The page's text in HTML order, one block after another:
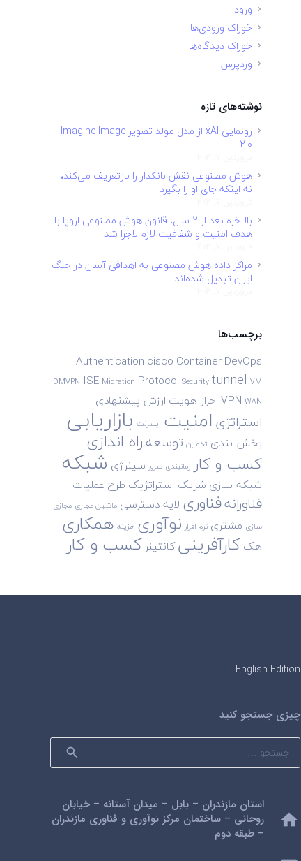
ورود
خوراک ورودی‌ها
خوراک دیدگاه‌ها
وردپرس
نوشته‌های تازه
رونمایی xAI از مدل مولد تصویر Imagine Image
2.0
هوش مصنوعی نقش بانکدار را بازتعریف می‌کند،
نه اینکه جای او را بگیرد
بالاخره بعد از ۲ سال، قانون هوش مصنوعی اروپا با
هدف امنیت و شفافیت لازم‌الاجرا شد
مراکز داده هوش مصنوعی به اهدافی آسان در جنگ
ایران تبدیل شده‌اند
برچسب‌ها
Authentication cisco ContainerDevOps
DMVPN ISE Migration Protocol Security tunnel VM
VPN WAN احراز هویت ارزش پیشنهادی
استراتژی امنیت اینترنت بازاریابی
بخش بندی تخمین توسعهراه اندازی
کسب و کار زمانبندی سرور سینرژی شبکه
شبکه سازی شریک استراتژیک طرح عملیات
فناورانهفناوری لایه دسترسی ماشین مجازی مجازی
سازی مشتری نرم افزار نوآوری هزینه همکاری
هککارآفرینیکانتینر کسب و کار
English Edition
چیزی جستجو کنید
جستجو
برای:
home
استان مازندران – بابل – میدان آستانه – خیابان
روحانی – ساختمان مرکز نوآوری و فناوری مازندران
– طبقه دوم